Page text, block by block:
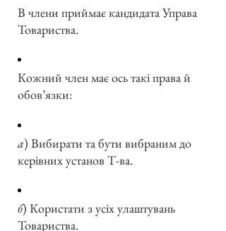
В члени приймає кандидата Управа
Товариства.
Кожний член має ось такі права й
обов’язки:
а) Вибирати та бути вибраним до
керівних установ Т-ва.
б) Користати з усіх улаштувань
Товариства.